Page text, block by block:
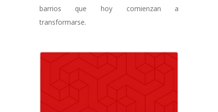
barrios que hoy comienzan a
transformarse.